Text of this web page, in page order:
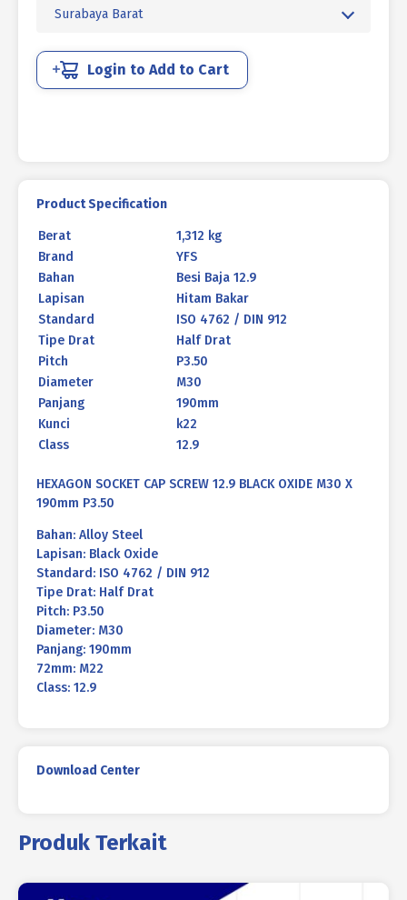
CAP
HITAM
BAKAR
Surabaya Barat
Login to Add to Cart
Product Specification
Berat
1,312 kg
Brand
YFS
Bahan
Besi Baja 12.9
Lapisan
Hitam Bakar
Standard
ISO 4762 / DIN 912
Tipe Drat
Half Drat
Pitch
P3.50
Diameter
M30
Panjang
190mm
Kunci
k22
Class
12.9
HEXAGON SOCKET CAP SCREW 12.9 BLACK OXIDE M30 X
190mm P3.50
Bahan: Alloy Steel
Lapisan: Black Oxide
Standard: ISO 4762 / DIN 912
Tipe Drat: Half Drat
Pitch: P3.50
Diameter: M30
Panjang: 190mm
72mm: M22
Class: 12.9
Download Center
Produk Terkait